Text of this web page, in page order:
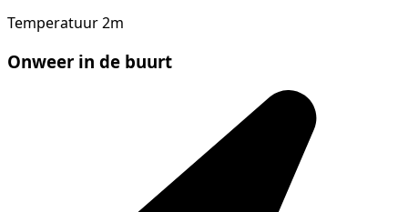
Temperatuur 2m
Onweer in de buurt